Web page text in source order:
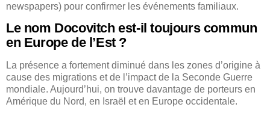
newspapers) pour confirmer les événements familiaux.
Le nom Docovitch est-il toujours commun
en Europe de l’Est ?
La présence a fortement diminué dans les zones d’origine à
cause des migrations et de l’impact de la Seconde Guerre
mondiale. Aujourd’hui, on trouve davantage de porteurs en
Amérique du Nord, en Israël et en Europe occidentale.